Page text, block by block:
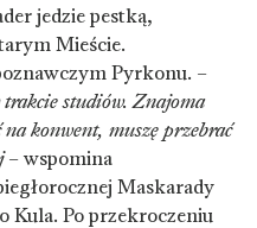
jedzie pestką,
Mieście.
Pyrkonu. –
studiów. Znajoma
na konwent, muszę przebrać
– wspomina
Maskarady
Kula. Po przekroczeniu